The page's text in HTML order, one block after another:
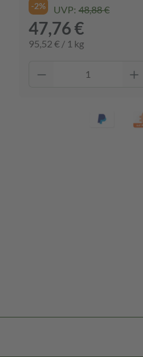
-2% UVP: 48,88 €
47,76 €
95,52 € / 1 kg